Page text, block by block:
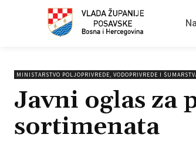
MINISTARSTVO POLJOPRIVREDE, VODOPRIVREDE I
Javni oglas za
sortimenata